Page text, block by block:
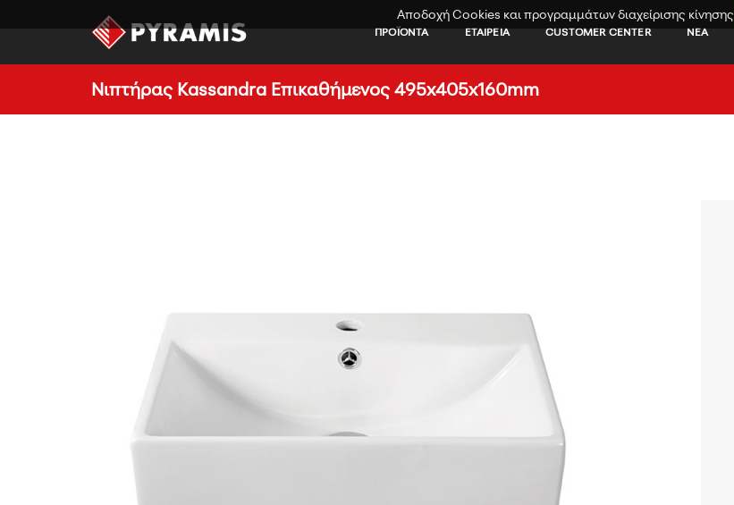
Αποδοχή Cookies και προγραμμάτων διαχείρισης κίνησης
ΠΡΟΪΟΝΤΑ ΕΤΑΙΡΕΙΑ CUSTOMER CENTER ΝΕΑ
Νιπτήρας Kassandra Επικαθήμενος 495x405x160mm